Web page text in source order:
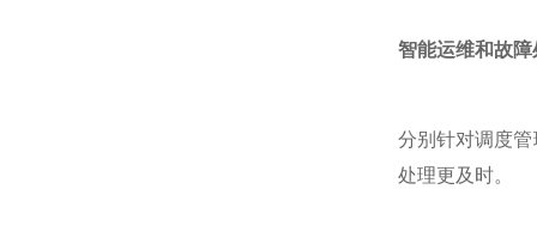
智能运维和故障
分别针对调度
处理更及时。